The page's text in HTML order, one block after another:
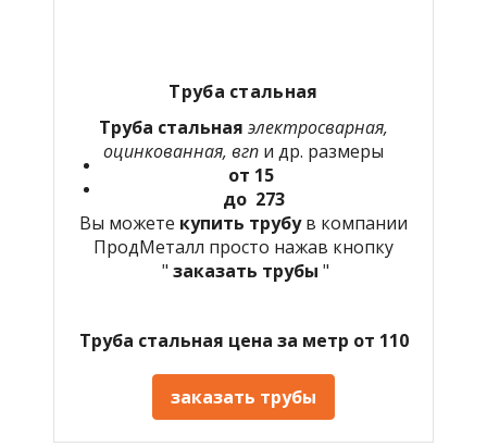
Труба стальная
Труба стальная электросварная,
оцинкованная, вгп и др. размеры
от 15
до 273
Вы можете купить трубув компании
ПродМеталл просто нажав кнопку
" заказать трубы "
Труба стальная цена за метр от 110
заказать трубы